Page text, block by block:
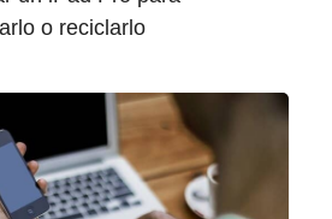
o reciclarlo